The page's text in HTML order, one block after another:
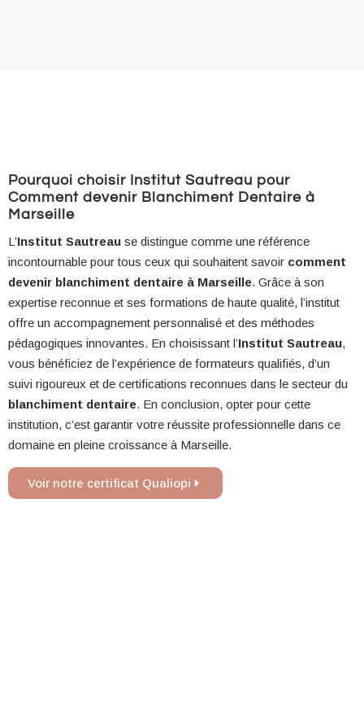
Pourquoi choisir Institut Sautreau pour
Comment devenir Blanchiment Dentaire à
Marseille
L’Institut Sautreau se distingue comme une référence
incontournable pour tous ceux qui souhaitent savoir comment
devenir blanchiment dentaire à Marseille. Grâce à son
expertise reconnue et ses formations de haute qualité, l’institut
offre un accompagnement personnalisé et des méthodes
pédagogiques innovantes. En choisissant l’Institut Sautreau,
vous bénéficiez de l’expérience de formateurs qualifiés, d’un
suivi rigoureux et de certifications reconnues dans le secteur du
blanchiment dentaire. En conclusion, opter pour cette
institution, c’est garantir votre réussite professionnelle dans ce
domaine en pleine croissance à Marseille.
Voir notre certificat Qualiopi